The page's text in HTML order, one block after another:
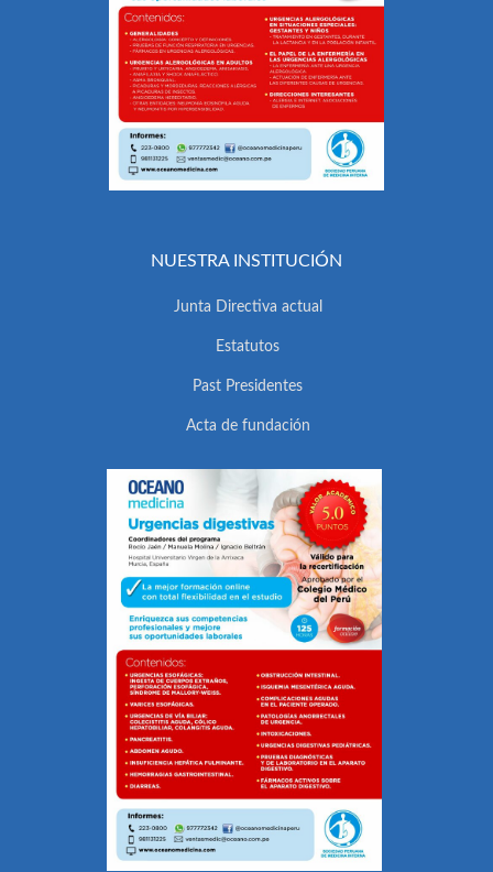
NUESTRA INSTITUCIÓN
Junta Directiva actual
Estatutos
Past Presidentes
Acta de fundación